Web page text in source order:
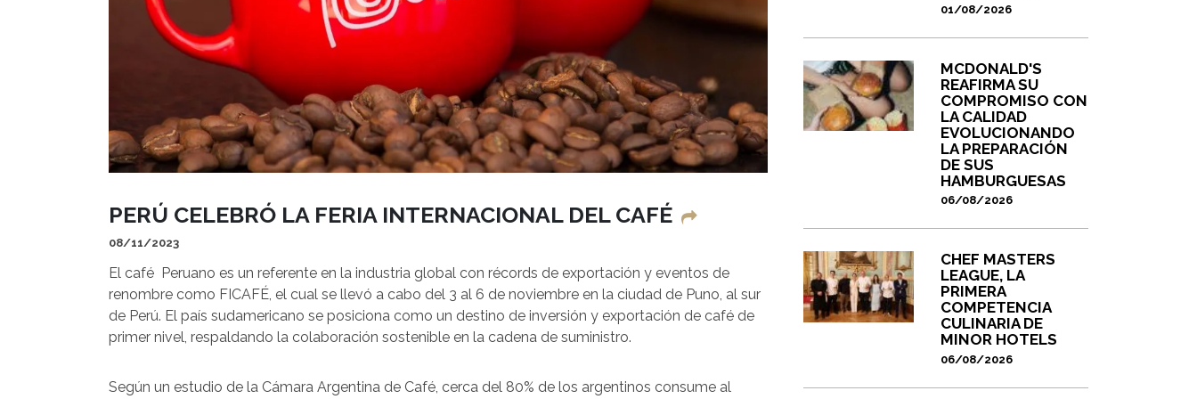
PERÚ CELEBRÓ LA FERIA INTERNACIONAL DEL CAFÉ
08/11/2023
El café Peruano es un referente en la industria global con récords de exportación y eventos de
renombre como FICAFÉ, el cual se llevó a cabo del 3 al 6 de noviembre en la ciudad de Puno, al sur
de Perú. El país sudamericano se posiciona como un destino de inversión y exportación de café de
primer nivel, respaldando la colaboración sostenible en la cadena de suministro.
Según un estudio de la Cámara Argentina de Café, cerca del 80% de los argentinos consume al
01/08/2026
MCDONALD'S
REAFIRMA SU
COMPROMISO CON
LA CALIDAD
EVOLUCIONANDO
LA PREPARACIÓN
DE SUS
HAMBURGUESAS
06/08/2026
CHEF MASTERS
LEAGUE, LA
PRIMERA
COMPETENCIA
CULINARIA DE
MINOR HOTELS
06/08/2026